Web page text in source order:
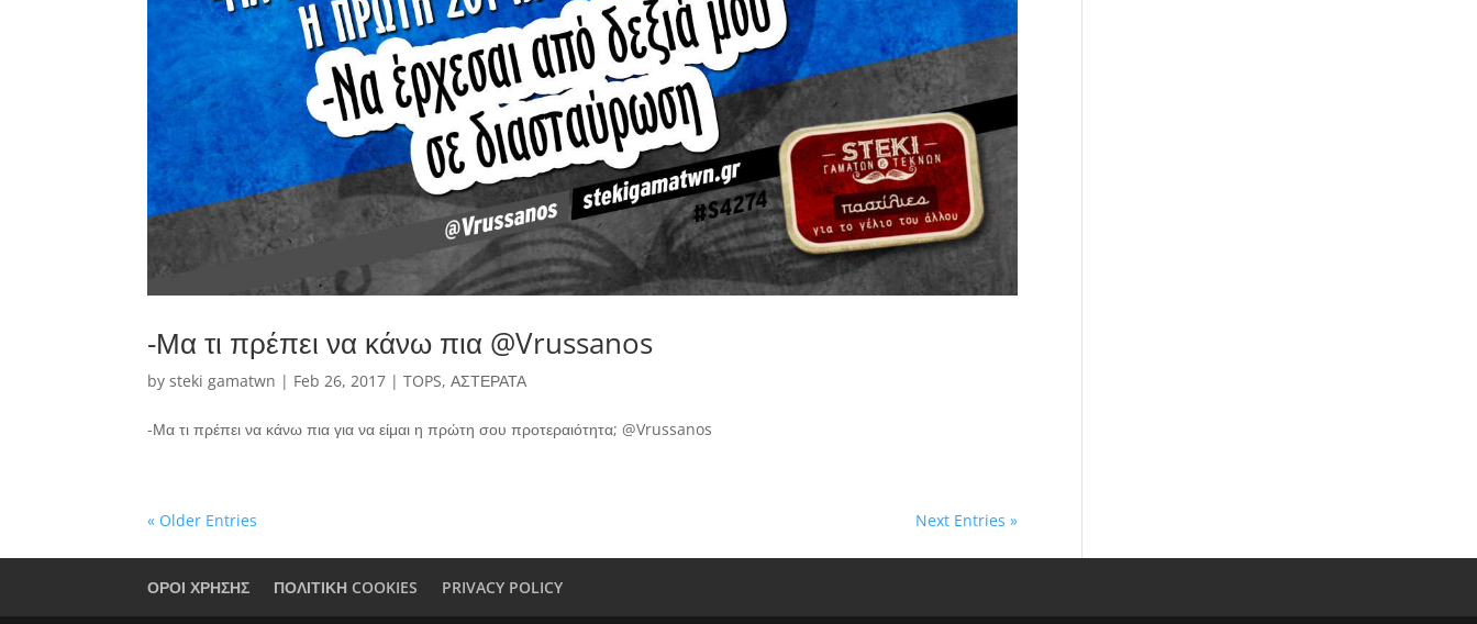
-Μα τι πρέπει να κάνω πια @Vrussanos
bysteki gamatwn | Feb 26, 2017 |TOPS,ΑΣΤΕΡΑΤΑ
-Μα τι πρέπει να κάνω πια για να είμαι η πρώτη σου προτεραιότητα; @Vrussanos
« Older Entries Next Entries »
ΟΡΟΙ ΧΡΗΣΗΣ ΠΟΛΙΤΙΚΗ COOKIES PRIVACY POLICY